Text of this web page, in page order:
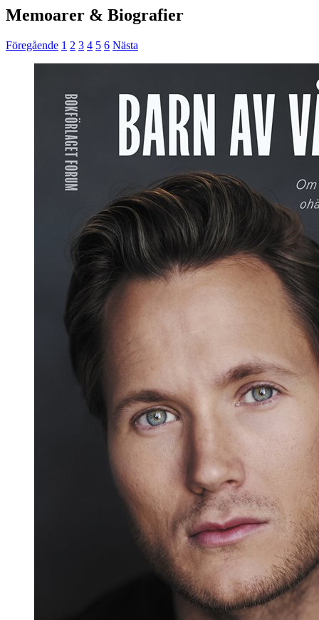
Memoarer & Biografier
Föregående 1 2 3 4 5 6 Nästa